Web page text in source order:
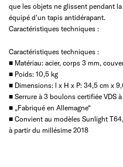
que les objets ne glissent pendant
équipé d'un tapis antidérapant.
Caractéristiques techniques :
Caractéristiques techniques :
■ Matériau: acier, corps 3 mm,
■ Poids: 10,5 kg
■ Dimensions: l x H x P: 34,5 cm x
■ Serrure à 3 boulons certifiée VDS
■ „Fabriqué en Allemagne“
■ Convient au modèles Sunlight
à partir du millésime 2018